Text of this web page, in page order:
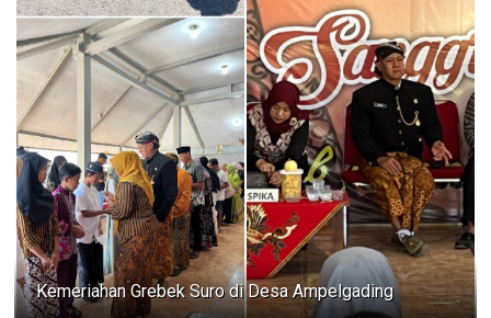
Kemeriahan Grebek Suro di Desa Ampelgading